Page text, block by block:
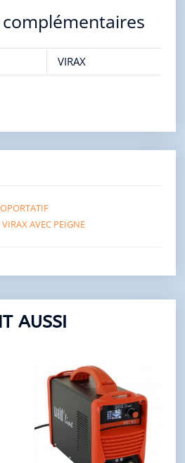
VIRAX
VIRAX AVEC PEIGNE
AUSSI